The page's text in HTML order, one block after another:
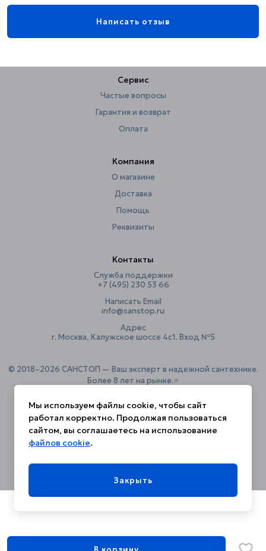
Поверхность
матовая
современный
листва
нет
Написать отзыв
Сервис
Частые вопросы
Гарантия и возврат
Оплата
Компания
О магазине
Доставка
Помощь
Реквизиты
Контакты
Служба поддержки
+7 (495) 230 53 66
Написать Email
info@sanstop.ru
Адрес
г. Москва, Калужское шоссе 4с1. Вход №5
© 2018–2026 САНСТОП — Ваш эксперт в надежной сантехнике.
Более 8 лет на рынке.⭐️
Политика конфиденциальности
Мы используем файлы cookie, чтобы сайт
работал корректно. Продолжая пользоваться
сайтом, вы соглашаетесь на использование
файлов cookie.
Закрыть